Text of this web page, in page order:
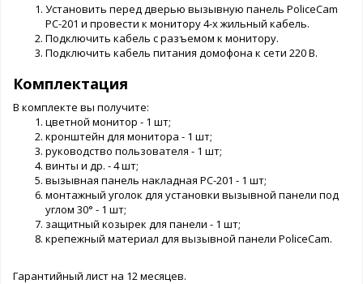
Установить перед дверью вызывную панель PoliceCam
PC-201 и провести к монитору 4-х жильный кабель.
Подключить кабель с разъемом к монитору.
Подключить кабель питания домофона к сети 220 В.
Комплектация
В комплекте вы получите:
цветной монитор - 1 шт;
кронштейн для монитора - 1 шт;
руководство пользователя - 1 шт;
винты и др. - 4 шт;
вызывная панель накладная PC-201 - 1 шт;
монтажный уголок для установки вызывной панели под
углом 30° - 1 шт;
защитный козырек для панели - 1 шт;
крепежный материал для вызывной панели PoliceCam.
Гарантийный лист на 12 месяцев.